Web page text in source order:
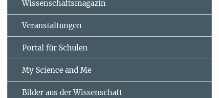
Wissenschaftsmagazin
Veranstaltungen
Portal für Schulen
My Science and Me
Bilder aus der Wissenschaft